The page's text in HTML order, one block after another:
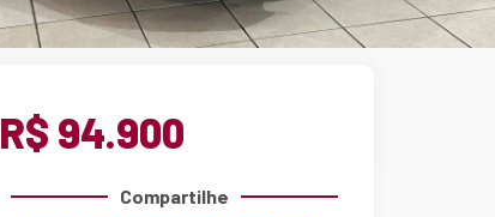
R$ 94.900
Compartilhe